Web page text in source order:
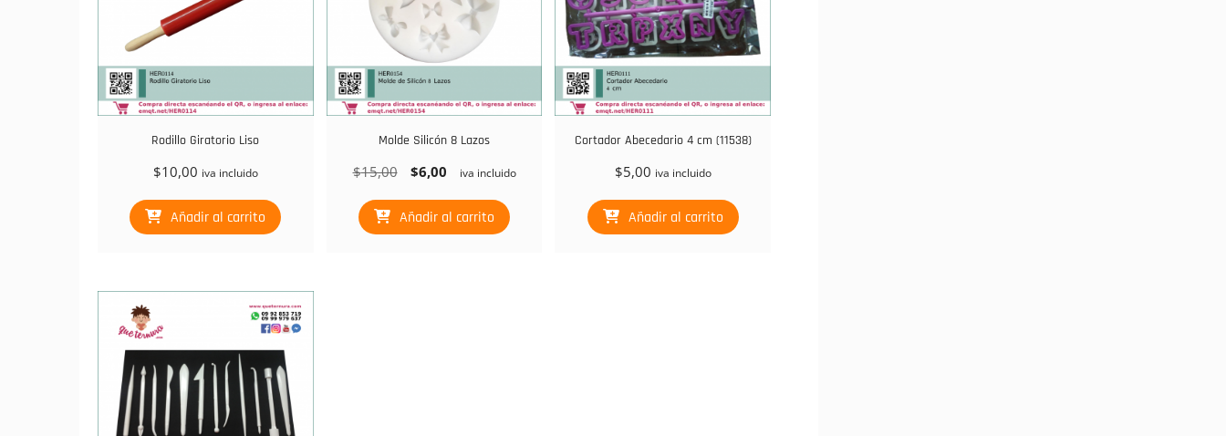
Rodillo Giratorio Liso
$10,00 iva incluido
Añadir al carrito
Molde Silicón 8 Lazos
$15,00
El
original
era:
$6,00
El
actual
es:
iva incluido
Añadir al carrito
Cortador Abecedario 4 cm (11538)
$5,00 iva incluido
Añadir al carrito